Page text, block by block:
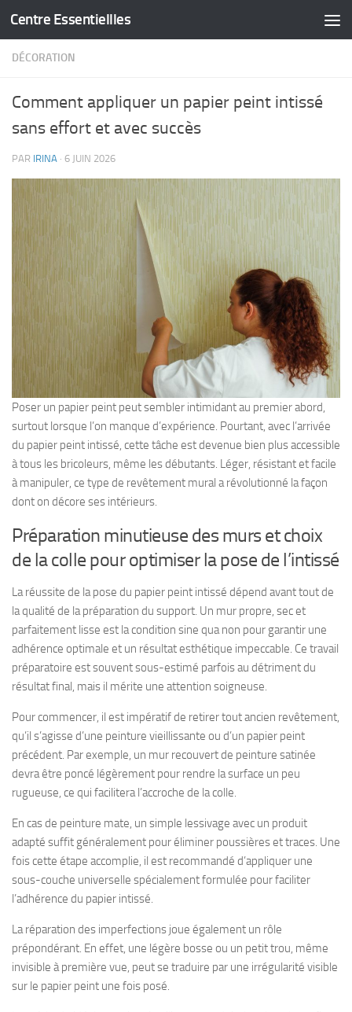
Skip to content
Centre Essentiellles
DÉCORATION
Comment appliquer un papier peint intissé
sans effort et avec succès
PAR IRINA · 6 JUIN 2026
Poser un papier peint peut sembler intimidant au premier abord,
surtout lorsque l’on manque d’expérience. Pourtant, avec l’arrivée
du papier peint intissé, cette tâche est devenue bien plus accessible
à tous les bricoleurs, même les débutants. Léger, résistant et facile
à manipuler, ce type de revêtement mural a révolutionné la façon
dont on décore ses intérieurs.
Préparation minutieuse des murs et choix
de la colle pour optimiser la pose de l’intissé
La réussite de la pose du papier peint intissé dépend avant tout de
la qualité de la préparation du support. Un mur propre, sec et
parfaitement lisse est la condition sine qua non pour garantir une
adhérence optimale et un résultat esthétique impeccable. Ce travail
préparatoire est souvent sous-estimé parfois au détriment du
résultat final, mais il mérite une attention soigneuse.
Pour commencer, il est impératif de retirer tout ancien revêtement,
qu’il s’agisse d’une peinture vieillissante ou d’un papier peint
précédent. Par exemple, un mur recouvert de peinture satinée
devra être poncé légèrement pour rendre la surface un peu
rugueuse, ce qui facilitera l’accroche de la colle.
En cas de peinture mate, un simple lessivage avec un produit
adapté suffit généralement pour éliminer poussières et traces. Une
fois cette étape accomplie, il est recommandé d’appliquer une
sous-couche universelle spécialement formulée pour faciliter
l’adhérence du papier intissé.
La réparation des imperfections joue également un rôle
prépondérant. En effet, une légère bosse ou un petit trou, même
invisible à première vue, peut se traduire par une irrégularité visible
sur le papier peint une fois posé.